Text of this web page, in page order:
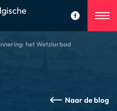
het Wetzlarbad
Naar de blog